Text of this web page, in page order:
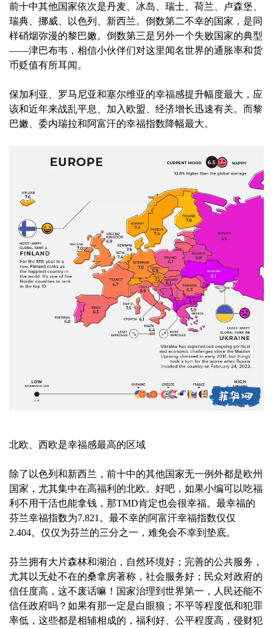
前十中其他国家依次是丹麦、冰岛、瑞士、荷兰、卢森堡、
瑞典、挪威、以色列、新西兰。倒数第二不幸的国家，是同
样硝烟弥漫的黎巴嫩。倒数第三是另外一个失败国家的典型
——津巴布韦，相信小伙伴们对这里闻名世界的通胀率和货
币贬值有所耳闻。
保加利亚、罗马尼亚和塞尔维亚的幸福感提升幅度最大，应
该和近年来战乱平息、加入欧盟、经济增长迅速有关。而黎
巴嫩、委内瑞拉和阿富汗的幸福指数降幅最大。
北欧、西欧是幸福感最高的区域
除了以色列和新西兰，前十中的其他国家无一例外都是欧州
国家，尤其集中在高福利的北欧。好吧，如果小编可以吃福
利不用干活也能拿钱，那TMD肯定也会很幸福。最幸福的
芬兰幸福指数为7.821。最不幸的阿富汗幸福指数仅仅
2.404。仅仅为芬兰的三分之一，难免会不幸到垫底。
芬兰拥有大片森林和湖泊，自然环境好；完善的公共服务，
尤其以无处不在的桑拿房著称，社会服务好；民众对政府的
信任度高，这不废话嘛！国家治理到世界第一，人民还能不
信任政府吗？如果有那一定是白眼狼；不平等程度低和犯罪
率低，这些都是相辅相成的，福利好、公平程度高，侵财犯